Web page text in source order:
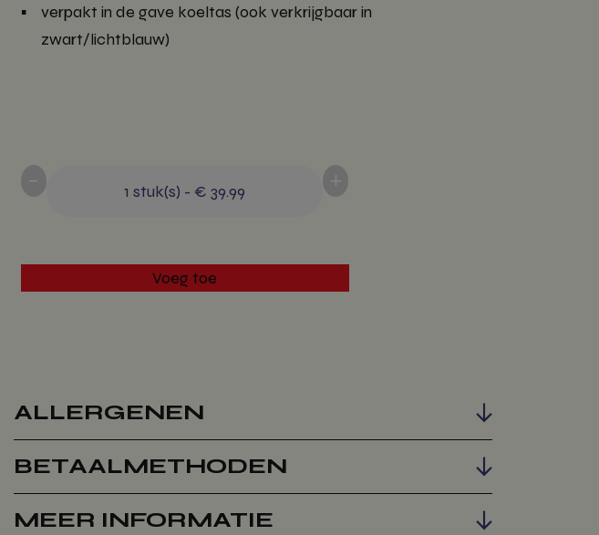
verpakt in de gave koeltas (ook verkrijgbaar in
zwart/lichtblauw)
- 1 stuk(s) - € 39.99 +
Voeg toe
ALLERGENEN
BETAALMETHODEN
MEER INFORMATIE